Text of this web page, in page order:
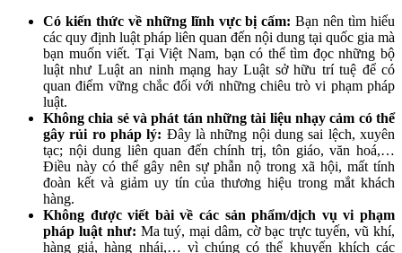
Có kiến thức về những lĩnh vực bị cấm: Bạn nên tìm hiểu
các quy định luật pháp liên quan đến nội dung tại quốc gia mà
bạn muốn viết. Tại Việt Nam, bạn có thể tìm đọc những bộ
luật như Luật an ninh mạng hay Luật sở hữu trí tuệ để có
quan điểm vững chắc đối với những chiêu trò vi phạm pháp
luật.
Không chia sẻ và phát tán những tài liệu nhạy cảm có thể
gây rủi ro pháp lý: Đây là những nội dung sai lệch, xuyên
tạc; nội dung liên quan đến chính trị, tôn giáo, văn hoá,…
Điều này có thể gây nên sự phẫn nộ trong xã hội, mất tính
đoàn kết và giảm uy tín của thương hiệu trong mắt khách
hàng.
Không được viết bài về các sản phẩm/dịch vụ vi phạm
pháp luật như: Ma tuý, mại dâm, cờ bạc trực tuyến, vũ khí,
hàng giả, hàng nhái,… vì chúng có thể khuyến khích các